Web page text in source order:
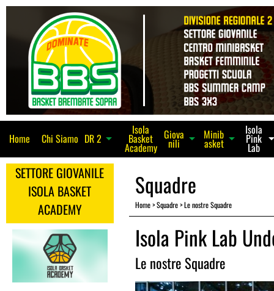
Home Chi Siamo DR 2 arrow_drop_down
Isola
Basket
Academy
Giova
nili arrow_drop_down Minib
asket arrow_drop_down
Isola
Pink
Lab
SETTORE GIOVANILE
ISOLA BASKET
ACADEMY
Squadre
Home>Squadre>Le nostre Squadre
Isola Pink Lab
Le nostre Squadre